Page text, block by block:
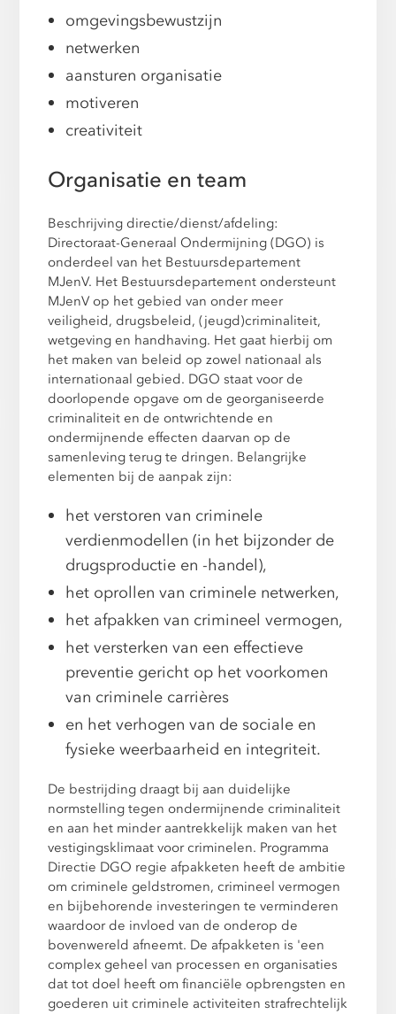
omgevingsbewustzijn
netwerken
aansturen organisatie
motiveren
creativiteit
Organisatie en team
Beschrijving directie/dienst/afdeling:
Directoraat-Generaal Ondermijning (DGO) is
onderdeel van het Bestuursdepartement
MJenV. Het Bestuursdepartement ondersteunt
MJenV op het gebied van onder meer
veiligheid, drugsbeleid, (jeugd)criminaliteit,
wetgeving en handhaving. Het gaat hierbij om
het maken van beleid op zowel nationaal als
internationaal gebied. DGO staat voor de
doorlopende opgave om de georganiseerde
criminaliteit en de ontwrichtende en
ondermijnende effecten daarvan op de
samenleving terug te dringen. Belangrijke
elementen bij de aanpak zijn:
het verstoren van criminele
verdienmodellen (in het bijzonder de
drugsproductie en -handel),
het oprollen van criminele netwerken,
het afpakken van crimineel vermogen,
het versterken van een effectieve
preventie gericht op het voorkomen
van criminele carrières
en het verhogen van de sociale en
fysieke weerbaarheid en integriteit.
De bestrijding draagt bij aan duidelijke
normstelling tegen ondermijnende criminaliteit
en aan het minder aantrekkelijk maken van het
vestigingsklimaat voor criminelen. Programma
Directie DGO regie afpakketen heeft de ambitie
om criminele geldstromen, crimineel vermogen
en bijbehorende investeringen te verminderen
waardoor de invloed van de onderop de
bovenwereld afneemt. De afpakketen is 'een
complex geheel van processen en organisaties
dat tot doel heeft om financiële opbrengsten en
goederen uit criminele activiteiten strafrechtelijk